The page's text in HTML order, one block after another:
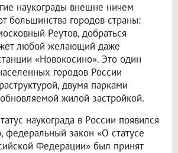
наукограды внешне ничем
большинства городов страны:
Реутов, добраться
любой желающий даже
«Новокосино». Это один
городов России
двумя парками
жилой застройкой.
наукограда в России появился
федеральный закон «О статусе
Федерации» был принят